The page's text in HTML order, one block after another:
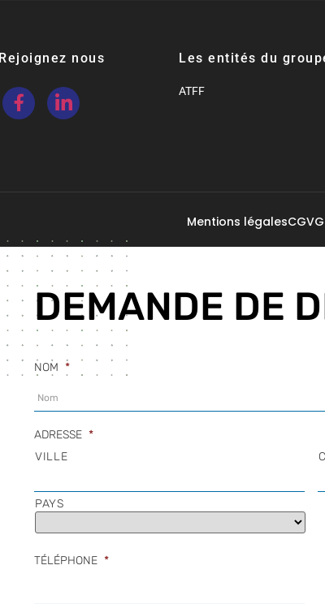
Rejoignez nous Les entités du
ATFF
Mentions légalesCGV
DEMANDE DE
NOM *
ADRESSE *
VILLE
PAYS
TÉLÉPHONE *